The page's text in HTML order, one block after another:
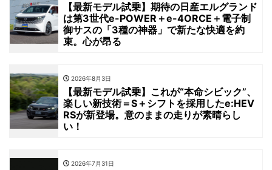
【最新モデル試乗】期待の日産エルグランド
は第3世代e-POWER＋e-4ORCE＋電子制
御サスの「3種の神器」で新たな快適を約
束。心が昂る
2026年8月3日
【最新モデル試乗】これが“本命シビック”、
楽しい新技術＝S＋シフトを採用したe:HEV
RSが新登場。意のままの走りが素晴らし
い！
2026年7月31日